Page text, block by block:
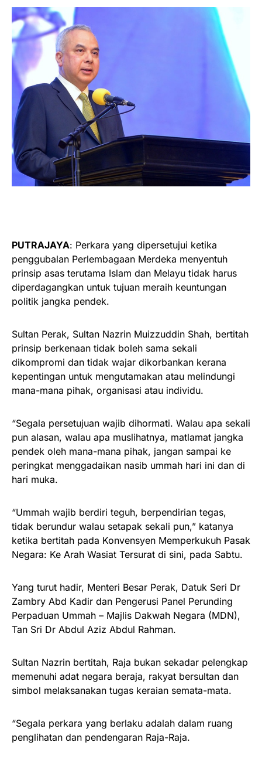
PUTRAJAYA: Perkara yang dipersetujui ketika
penggubalan Perlembagaan Merdeka menyentuh
prinsip asas terutama Islam dan Melayu tidak harus
diperdagangkan untuk tujuan meraih keuntungan
politik jangka pendek.
Sultan Perak, Sultan Nazrin Muizzuddin Shah, bertitah
prinsip berkenaan tidak boleh sama sekali
dikompromi dan tidak wajar dikorbankan kerana
kepentingan untuk mengutamakan atau melindungi
mana-mana pihak, organisasi atau individu.
“Segala persetujuan wajib dihormati. Walau apa sekali
pun alasan, walau apa muslihatnya, matlamat jangka
pendek oleh mana-mana pihak, jangan sampai ke
peringkat menggadaikan nasib ummah hari ini dan di
hari muka.
“Ummah wajib berdiri teguh, berpendirian tegas,
tidak berundur walau setapak sekali pun,” katanya
ketika bertitah pada Konvensyen Memperkukuh Pasak
Negara: Ke Arah Wasiat Tersurat di sini, pada Sabtu.
Yang turut hadir, Menteri Besar Perak, Datuk Seri Dr
Zambry Abd Kadir dan Pengerusi Panel Perunding
Perpaduan Ummah – Majlis Dakwah Negara (MDN),
Tan Sri Dr Abdul Aziz Abdul Rahman.
Sultan Nazrin bertitah, Raja bukan sekadar pelengkap
memenuhi adat negara beraja, rakyat bersultan dan
simbol melaksanakan tugas keraian semata-mata.
“Segala perkara yang berlaku adalah dalam ruang
penglihatan dan pendengaran Raja-Raja.